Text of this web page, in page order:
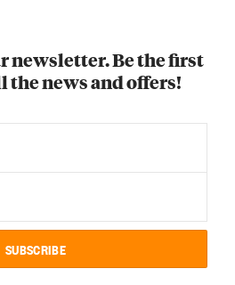
newsletter. Be the first
the news and offers!